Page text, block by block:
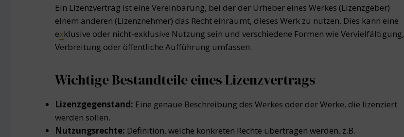
Ein Lizenzvertrag ist eine Vereinbarung, bei der der Urheber eines Werkes (Lizenzgeber)
einem anderen (Lizenznehmer) das Recht einräumt, dieses Werk zu nutzen. Dies kann eine
exklusive oder nicht-exklusive Nutzung sein und verschiedene Formen wie Vervielfältigung,
Verbreitung oder öffentliche Aufführung umfassen.
Wichtige Bestandteile eines Lizenzvertrags
Lizenzgegenstand: Eine genaue Beschreibung des Werkes oder der Werke, die lizenziert
werden sollen.
Nutzungsrechte: Definition, welche konkreten Rechte übertragen werden, z.B.